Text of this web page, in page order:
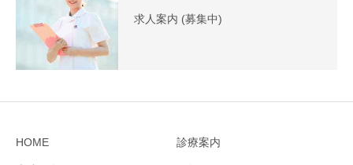
求人案内 (募集中)
HOME 診療案内